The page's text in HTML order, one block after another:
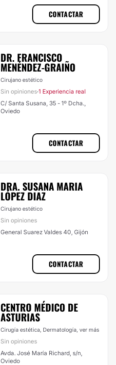
CONTACTAR
DR. FRANCISCO
MENÉNDEZ-GRAIÑO
Cirujano estético
Sin opiniones·1 Experiencia real
C/ Santa Susana, 35 - 1º Dcha.,
Oviedo
CONTACTAR
DRA. SUSANA MARIA
LÓPEZ DIAZ
Cirujano estético
Sin opiniones
General Suarez Valdes 40, Gijón
CONTACTAR
CENTRO MÉDICO DE
ASTURIAS
Cirugía estética, Dermatología, ver más
Sin opiniones
Avda. José María Richard, s/n,
Oviedo